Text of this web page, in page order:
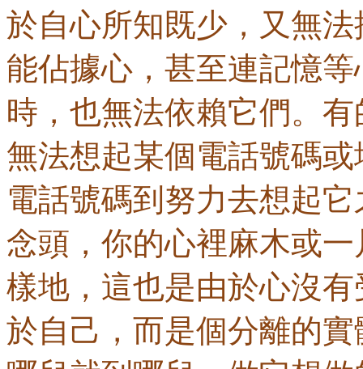
於自心所知既少，又無
能佔據心，甚至連記憶
時，也無法依賴它們。
無法想起某個電話號碼
電話號碼到努力去想起
念頭，你的心裡麻木或
樣地，這也是由於心沒
於自己，而是個分離的